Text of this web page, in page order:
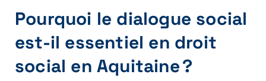
Pourquoi le dialogue social
est-il essentiel en droit
social en Aquitaine ?